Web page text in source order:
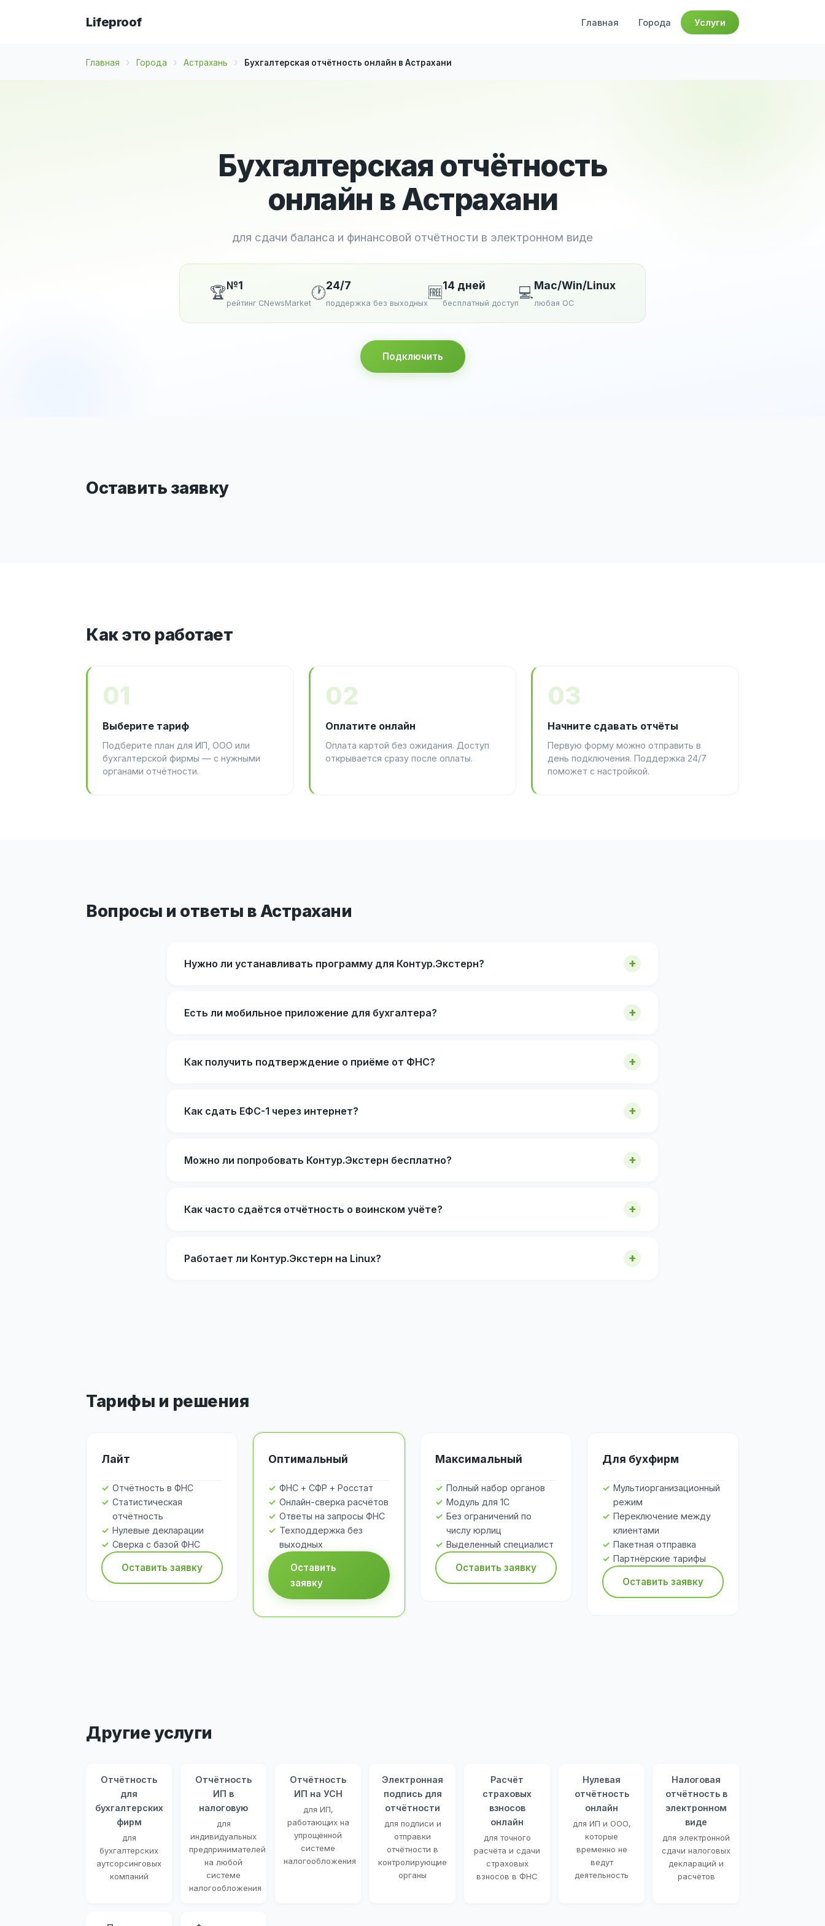
Lifeproof Главная Города Услуги
Главная Города Астрахань Бухгалтерская отчётность онлайн в Астрахани
Бухгалтерская отчётность
онлайн в Астрахани
для сдачи баланса и финансовой отчётности в электронном виде
🏆№1
рейтинг CNewsMarket
🕐24/7
поддержка без выходных
🆓14 дней
бесплатный доступ
💻Mac/Win/Linux
любая ОС
Подключить
Оставить заявку
Как это работает
01
Выберите тариф
Подберите план для ИП, ООО или
бухгалтерской фирмы — с нужными
органами отчётности.
02
Оплатите онлайн
Оплата картой без ожидания. Доступ
открывается сразу после оплаты.
03
Начните сдавать отчёты
Первую форму можно отправить в
день подключения. Поддержка 24/7
поможет с настройкой.
Вопросы и ответы в Астрахани
Нужно ли устанавливать программу для Контур.Экстерн?
Есть ли мобильное приложение для бухгалтера?
Как получить подтверждение о приёме от ФНС?
Как сдать ЕФС-1 через интернет?
Можно ли попробовать Контур.Экстерн бесплатно?
Как часто сдаётся отчётность о воинском учёте?
Работает ли Контур.Экстерн на Linux?
Тарифы и решения
Лайт
Отчётность в ФНС
Статистическая
отчётность
Нулевые декларации
Сверка с базой ФНС
Оставить заявку
Оптимальный
ФНС + СФР + Росстат
Онлайн-сверка расчётов
Ответы на запросы ФНС
Техподдержка без
выходных
Оставить
заявку
Максимальный
Полный набор органов
Модуль для 1С
Без ограничений по
числу юрлиц
Выделенный специалист
Оставить заявку
Для бухфирм
Мультиорганизационный
режим
Переключение между
клиентами
Пакетная отправка
Партнёрские тарифы
Оставить заявку
Другие услуги
Отчётность
для
бухгалтерских
фирм
для
бухгалтерских
аутсорсинговых
компаний
Отчётность
ИП в
налоговую
для
индивидуальных
предпринимателей
на любой
системе
налогообложения
Отчётность
ИП на УСН
для ИП,
работающих на
упрощённой
системе
налогообложения
Электронная
подпись для
отчётности
для подписи и
отправки
отчётности в
контролирующие
органы
Расчёт
страховых
взносов
онлайн
для точного
расчёта и сдачи
страховых
взносов в ФНС
Нулевая
отчётность
онлайн
для ИП и ООО,
которые
временно не
ведут
деятельность
Налоговая
отчётность в
электронном
виде
для электронной
сдачи налоговых
деклараций и
расчётов